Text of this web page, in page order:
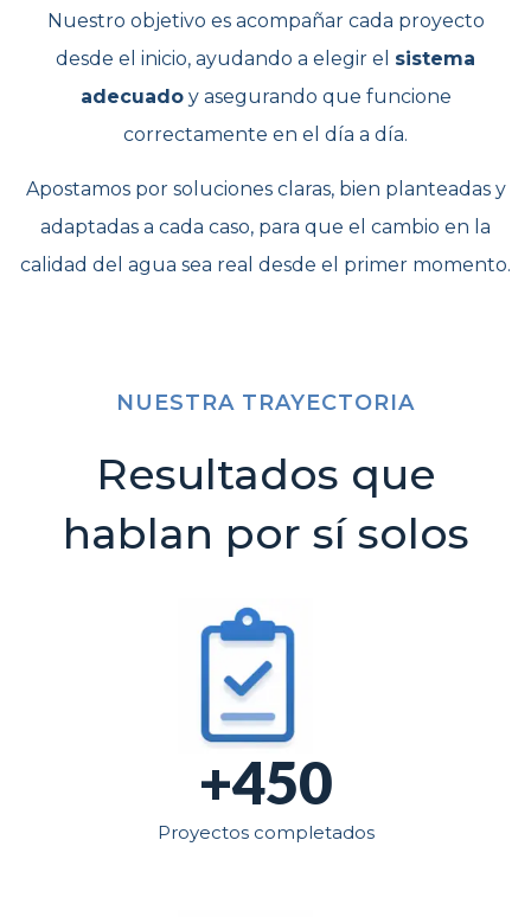
Nuestro objetivo es acompañar cada proyecto
desde el inicio, ayudando a elegir el sistema
adecuadoy asegurando que funcione
correctamente en el día a día.
Apostamos por soluciones claras, bien planteadas y
adaptadas a cada caso, para que el cambio en la
calidad del agua sea real desde el primer momento.
NUESTRA TRAYECTORIA
Resultados que
hablan por sí solos
+450
Proyectos completados